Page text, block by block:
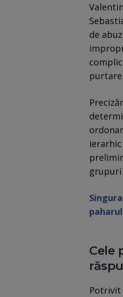
de
purtare
grupuri
Cele
Potrivit